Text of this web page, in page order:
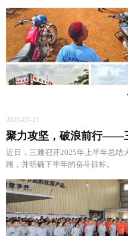
2025-07-21
聚力攻坚，破浪前行——
近日，三雅召开2025年上半年总结
顾，并明确下半年的奋斗目标。